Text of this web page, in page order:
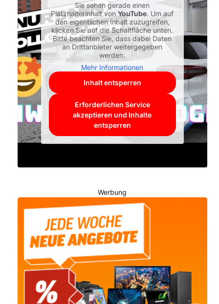
Sie sehen gerade einen
Platzhalterinhalt vonYouTube. Um auf
den eigentlichen Inhalt zuzugreifen,
klicken Sie auf die Schaltfläche unten.
Bitte beachten Sie, dass dabei Daten
an Drittanbieter weitergegeben
werden.
Mehr Informationen
Inhalt entsperren
Erforderlichen Service
akzeptieren und Inhalte
entsperren
Werbung